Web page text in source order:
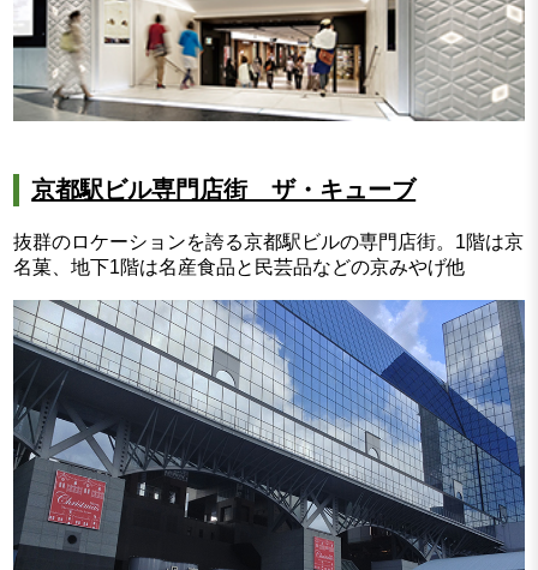
京都駅ビル専門店街 ザ・キューブ
抜群のロケーションを誇る京都駅ビルの専門店街。1階は京
名菓、地下1階は名産食品と民芸品などの京みやげ他